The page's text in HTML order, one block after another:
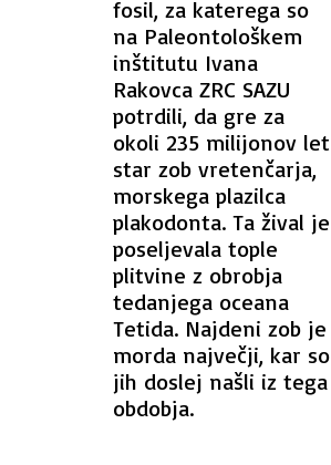
fosil, za katerega so
na Paleontološkem
inštitutu Ivana
Rakovca ZRC SAZU
potrdili, da gre za
okoli 235 milijonov let
star zob vretenčarja,
morskega plazilca
plakodonta. Ta žival je
poseljevala tople
plitvine z obrobja
tedanjega oceana
Tetida. Najdeni zob je
morda največji, kar so
jih doslej našli iz tega
obdobja.